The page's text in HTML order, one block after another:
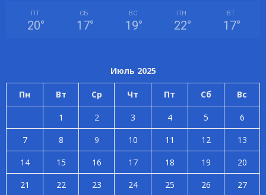
ПТ
20°
СБ
17°
ВС
19°
ПН
22°
ВТ
17°
Июль 2025
Пн Вт Ср Чт Пт Сб Вс
1 2 3 4 5
6
7
8 9 10 11 12
13
14
15 16 17 18 19
20
21
22 23 24 25 26
27